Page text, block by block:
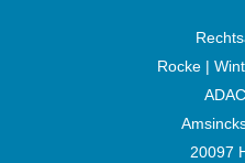
Rocke |
20097